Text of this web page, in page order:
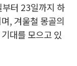
부터 23일까지 하
, 겨울철 몽골의
대를 모으고 있